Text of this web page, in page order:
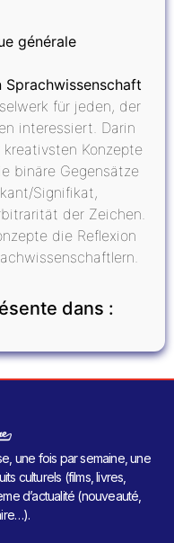
générale
Sprachwissenschaft
für jeden, der
interessiert. Darin
Konzepte
binäre Gegensätze
Signifikat,
der Zeichen.
die Reflexion
dans :
une fois par semaine, une
culturels (films, livres,
d’actualité (nouveauté,